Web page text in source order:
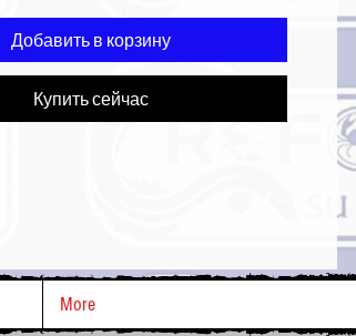
Добавить в корзину
Купить сейчас
More